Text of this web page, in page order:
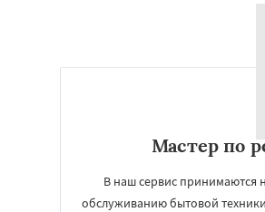
Мастер по
В наш сервис принимаются
обслуживанию бытовой